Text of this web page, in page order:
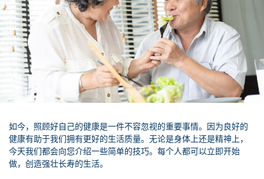
如今，照顾好自己的健康是一件不容忽视的重要事情。因为良好的
健康有助于我们拥有更好的生活质量。无论是身体上还是精神上，
今天我们都会向您介绍一些简单的技巧。每个人都可以立即开始
做，创造强壮长寿的生活。